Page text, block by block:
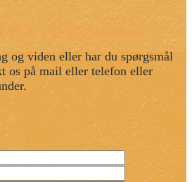
64 30
info@steffensten.dk
og viden eller har du spørgsmål
os på mail eller telefon eller